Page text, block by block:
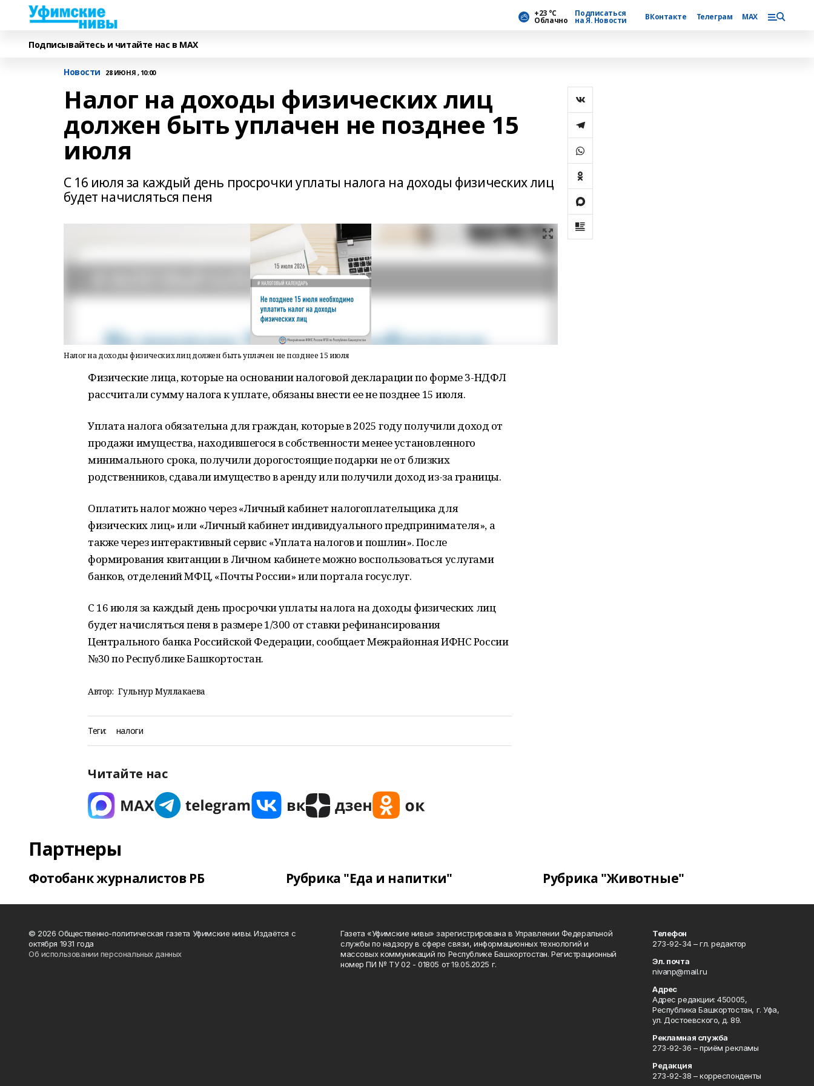
+23 °С
Облачно
Подписаться
на Я. Новости ВКонтакте Телеграм MAX
Подписывайтесь и читайте нас в MAX
Новости 28 ИЮНЯ , 10:00
Налог на доходы физических лиц
должен быть уплачен не позднее 15
июля
С 16 июля за каждый день просрочки уплаты налога на доходы физических лиц
будет начисляться пеня
Налог на доходы физических лиц должен быть уплачен не позднее 15 июля
Физические лица, которые на основании налоговой декларации по форме 3-НДФЛ
рассчитали сумму налога к уплате, обязаны внести ее не позднее 15 июля.
Уплата налога обязательна для граждан, которые в 2025 году получили доход от
продажи имущества, находившегося в собственности менее установленного
минимального срока, получили дорогостоящие подарки не от близких
родственников, сдавали имущество в аренду или получили доход из-за границы.
Оплатить налог можно через «Личный кабинет налогоплательщика для
физических лиц» или «Личный кабинет индивидуального предпринимателя», а
также через интерактивный сервис «Уплата налогов и пошлин». После
формирования квитанции в Личном кабинете можно воспользоваться услугами
банков, отделений МФЦ, «Почты России» или портала госуслуг.
С 16 июля за каждый день просрочки уплаты налога на доходы физических лиц
будет начисляться пеня в размере 1/300 от ставки рефинансирования
Центрального банка Российской Федерации, сообщает Межрайонная ИФНС России
№30 по Республике Башкортостан.
Автор: Гульнур Муллакаева
Теги: налоги
Читайте нас
Партнеры
Фотобанк журналистов РБ Рубрика "Еда и напитки" Рубрика "Животные"
© 2026 Общественно-политическая газета Уфимские нивы. Издаётся с
октября 1931 года
Об использовании персональных данных
Газета «Уфимские нивы» зарегистрирована в Управлении Федеральной
службы по надзору в сфере связи, информационных технологий и
массовых коммуникаций по Республике Башкортостан. Регистрационный
номер ПИ № ТУ 02 - 01805 от 19.05.2025 г.
Телефон
273-92-34 – гл. редактор
Эл. почта
nivanp@mail.ru
Адрес
Адрес редакции: 450005,
Республика Башкортостан, г. Уфа,
ул. Достоевского, д. 89.
Рекламная служба
273-92-36 – приём рекламы
Редакция
273-92-38 – корреспонденты